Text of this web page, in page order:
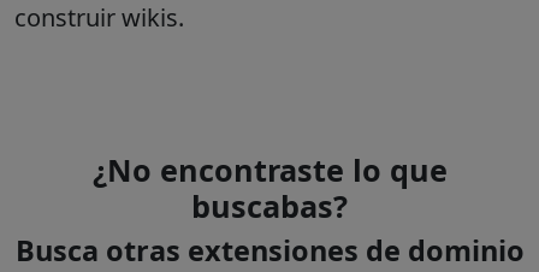
construir wikis.
¿No encontraste lo que
buscabas?
Busca otras extensiones de dominio